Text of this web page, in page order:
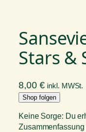
Stars &
8,00 € inkl. MWSt.
Shop folgen
Keine Sorge: Du